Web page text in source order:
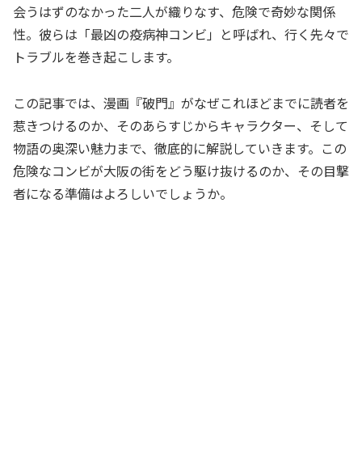
会うはずのなかった二人が織りなす、危険で奇妙な関係
性。彼らは「最凶の疫病神コンビ」と呼ばれ、行く先々で
トラブルを巻き起こします。
この記事では、漫画『破門』がなぜこれほどまでに読者を
惹きつけるのか、そのあらすじからキャラクター、そして
物語の奥深い魅力まで、徹底的に解説していきます。この
危険なコンビが大阪の街をどう駆け抜けるのか、その目撃
者になる準備はよろしいでしょうか。